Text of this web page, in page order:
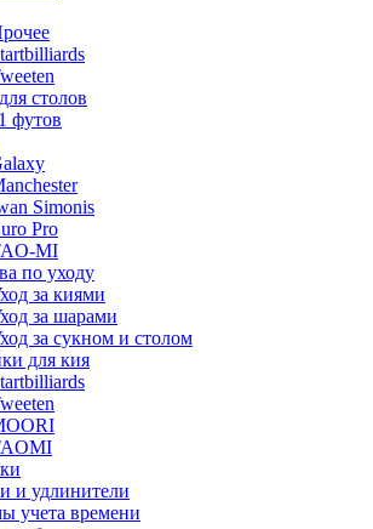
столов
футов
Simonis
Pro
MI
по уходу
за киями
за шарами
за сукном и столом
для кия
и удлинители
учета времени